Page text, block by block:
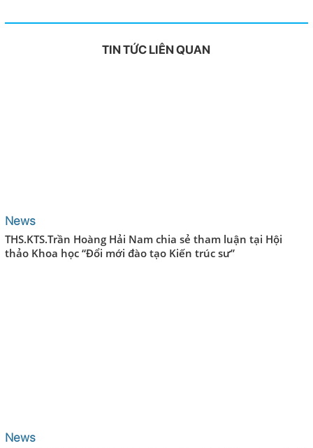
TIN TỨC LIÊN QUAN
News
THS.KTS.Trần Hoàng Hải Nam chia sẻ tham luận tại Hội
thảo Khoa học “Đổi mới đào tạo Kiến trúc sư”
News